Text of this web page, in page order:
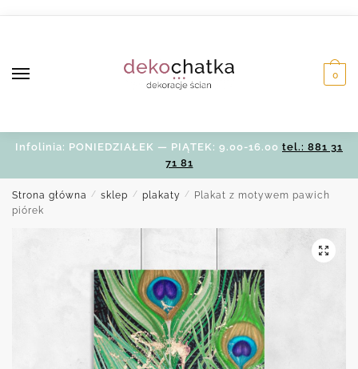
0
Infolinia: PONIEDZIAŁEK — PIĄTEK: 9.00-16.00 tel.: 881 31
71 81
Strona główna / sklep / plakaty /
Plakat z motywem pawich
piórek